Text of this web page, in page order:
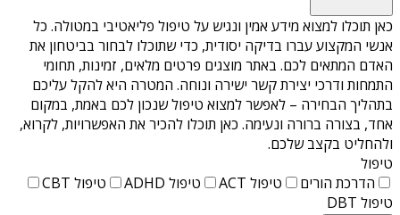
כאן תוכלו למצוא מידע אמין ונגיש על טיפול פליאטיבי במטולה. כל
אנשי המקצוע עברו בדיקה יסודית, כדי שתוכלו לבחור בביטחון את
האדם המתאים לכם. באתר מוצגים פרטים מלאים, זמינות, תחומי
התמחות ודרכי יצירת קשר ישירה ונוחה. המטרה היא להקל עליכם
בתהליך הבחירה – לאפשר למצוא טיפול שנכון לכם באמת, במקום
אחד, בצורה ברורה ונעימה. כאן תוכלו להכיר את האפשרויות, לקרוא,
ולהחליט בקצב שלכם.
טיפול
הדרכת הורים
טיפול ACT טיפול ADHD
טיפול CBT
טיפול DBT